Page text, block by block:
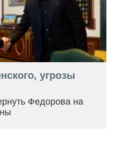
угрозы
Федорова на